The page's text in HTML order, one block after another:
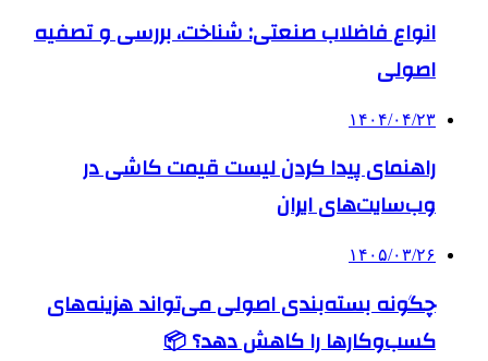
انواع فاضلاب صنعتی: شناخت، بررسی و تصفیه
اصولی
۱۴۰۴/۰۴/۲۳
راهنمای پیدا کردن لیست قیمت کاشی در
وب‌سایت‌های ایران
۱۴۰۵/۰۳/۲۶
چگونه بسته‌بندی اصولی می‌تواند هزینه‌های
کسب‌وکارها را کاهش دهد؟ 📦